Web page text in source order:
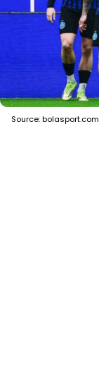
Source: bolasport.com